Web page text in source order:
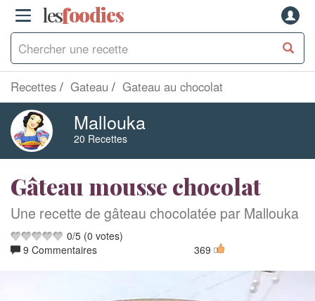
lesfoodies
Recettes Gateau Gateau au chocolat
Mallouka
20 Recettes
Gâteau mousse chocolat
Une recette de gâteau chocolatée par Mallouka
0/5 (0 votes)
9 Commentaires
369